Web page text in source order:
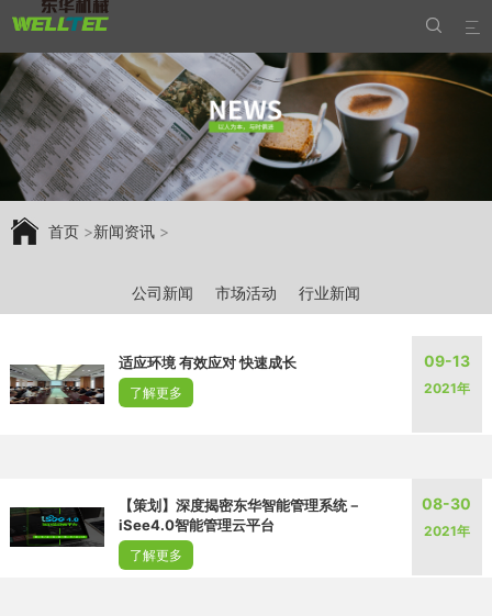


首页>新闻资讯>
公司新闻 市场活动 行业新闻
适应环境 有效应对 快速成长
了解更多
09-13
2021年
【策划】深度揭密东华智能管理系统－
iSee4.0智能管理云平台
了解更多
08-30
2021年